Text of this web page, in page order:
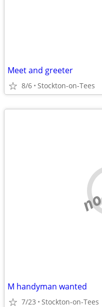
Meet and greeter
8/6 Stockton-on-Tees
M handyman wanted
7/23 Stockton-on-Tees